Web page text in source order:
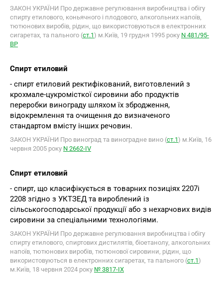
ЗАКОН УКРАЇНИ Про державне регулювання виробництва і обігу
спирту етилового, коньячного і плодового, алкогольних напоїв,
тютюнових виробів, рідин, що використовуються в електронних
сигаретах, та пального (ст.1) м.Київ, 19 грудня 1995 року N 481/95-
ВР
Спирт етиловий
- спирт етиловий ректифікований, виготовлений з
крохмале-цукромісткої сировини або продуктів
переробки винограду шляхом їх збродження,
відокремлення та очищення до визначеного
стандартом вмісту інших речовин.
ЗАКОН УКРАЇНИ Про виноград та виноградне вино (ст.1) м.Київ, 16
червня 2005 року N 2662-ІV
Спирт етиловий
- спирт, що класифікується в товарних позиціях 2207і
2208 згідно з УКТЗЕД та вироблений із
сільськогосподарської продукції або з нехарчових видів
сировини за спеціальними технологіями.
ЗАКОН УКРАЇНИ Про державне регулювання виробництва і обігу
спирту етилового, спиртових дистилятів, біоетанолу, алкогольних
напоїв, тютюнових виробів, тютюнової сировини, рідин, що
використовуються в електронних сигаретах, та пального (ст.1)
м.Київ, 18 червня 2024 року № 3817-IX